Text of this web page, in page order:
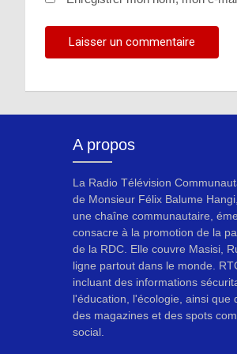
A propos
La Radio Télévision
de Monsieur Félix Balume
une chaîne communautaire,
consacre à la promotion de la
de la RDC. Elle couvre Masisi,
ligne partout dans le monde.
incluant des informations
l'éducation, l'écologie, ainsi que
des magazines et des spots
social.